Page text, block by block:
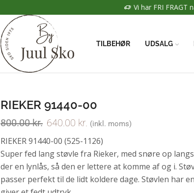
TILBEHØR UDSALG
RIEKER 91440-00
800.00kr. 640.00 kr. (inkl. moms)
RIEKER 91440-00 (525-1126)
Super fed lang støvle fra Rieker, med snøre op
der en lynlås, så den er lettere at komme af og i.
passer perfekt til de lidt koldere dage. Støvlen har